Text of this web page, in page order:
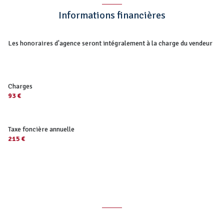
Informations financières
Les honoraires d'agence seront intégralement à la charge du vendeur
Charges
93 €
Taxe foncière annuelle
215 €